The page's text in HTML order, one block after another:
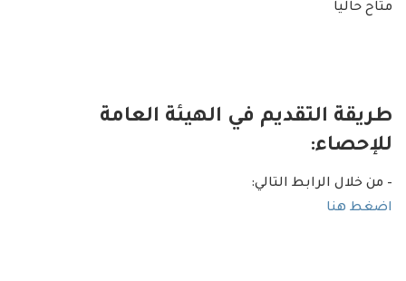
متاح حالياَ
طريقة التقديم في الهيئة العامة
للإحصاء:
– من خلال الرابط التالي:
اضغط هنا